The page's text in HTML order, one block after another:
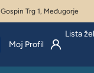
Gospin Trg 1, Međugorje
Lista
Moj Profil